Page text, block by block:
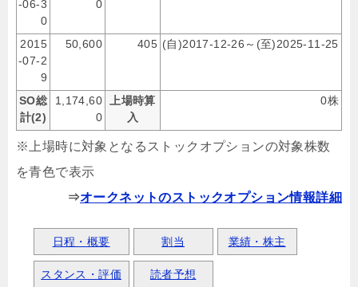
-06-3
0
0
2015
-07-2
9
50,600 405 (自)2017-12-26～(至)2025-11-25
SO総
計(2)
1,174,60
0
上場時算
入
0株
※上場時に対象となるストックオプションの対象株数
を青色で表示
⇒オークネットのストックオプション情報詳細
日程・概要 割当 業績・株主
スタンス・評価 読者予想